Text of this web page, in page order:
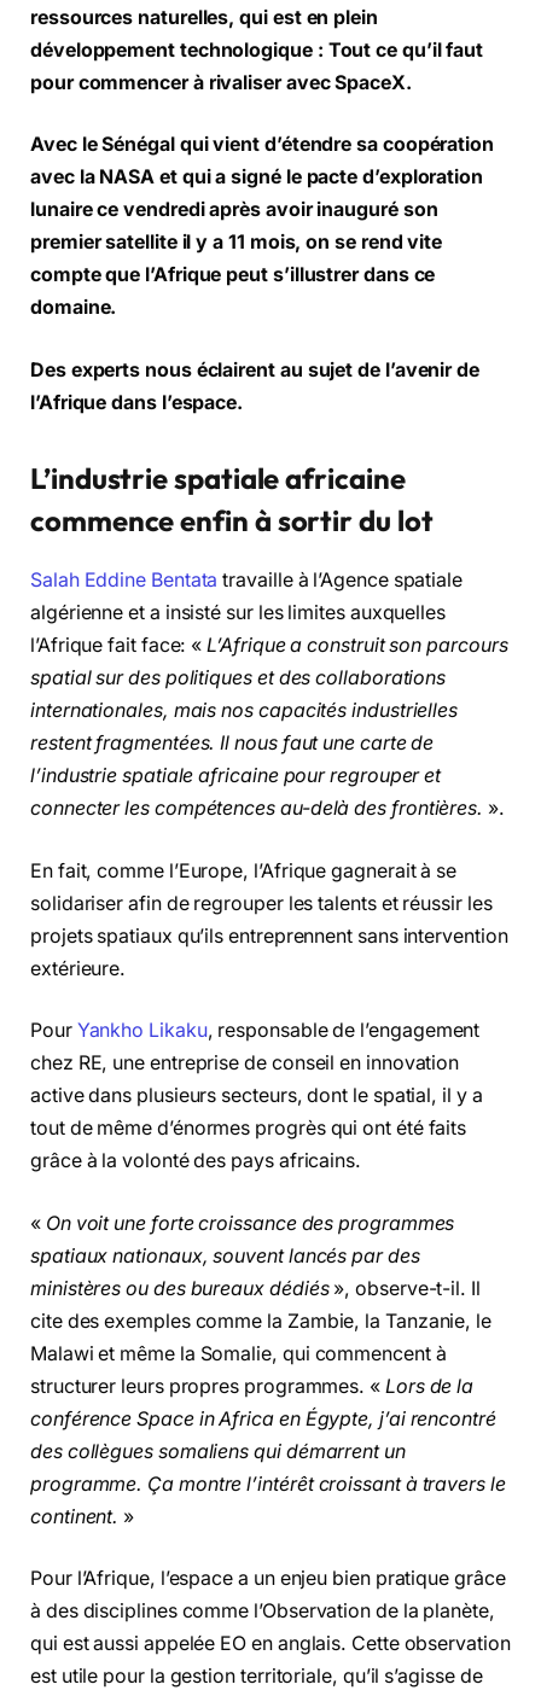
ressources naturelles, qui est en plein
développement technologique : Tout ce qu’il faut
pour commencer à rivaliser avec SpaceX.
Avec le Sénégal qui vient d’étendre sa coopération
avec la NASA et qui a signé le pacte d’exploration
lunaire ce vendredi après avoir inauguré son
premier satellite il y a 11 mois, on se rend vite
compte que l’Afrique peut s’illustrer dans ce
domaine.
Des experts nous éclairent au sujet de l’avenir de
l’Afrique dans l’espace.
L’industrie spatiale africaine
commence enfin à sortir du lot
Salah Eddine Bentata travaille à l’Agence spatiale
algérienne et a insisté sur les limites auxquelles
l’Afrique fait face: «L’Afrique a construit son parcours
spatial sur des politiques et des collaborations
internationales, mais nos capacités industrielles
restent fragmentées. Il nous faut une carte de
l’industrie spatiale africaine pour regrouper et
connecter les compétences au-delà des frontières. ».
En fait, comme l’Europe, l’Afrique gagnerait à se
solidariser afin de regrouper les talents et réussir les
projets spatiaux qu’ils entreprennent sans intervention
extérieure.
Pour Yankho Likaku, responsable de l’engagement
chez RE, une entreprise de conseil en innovation
active dans plusieurs secteurs, dont le spatial, il y a
tout de même d’énormes progrès qui ont été faits
grâce à la volonté des pays africains.
« On voit une forte croissance des programmes
spatiaux nationaux, souvent lancés par des
ministères ou des bureaux dédiés », observe-t-il. Il
cite des exemples comme la Zambie, la Tanzanie, le
Malawi et même la Somalie, qui commencent à
structurer leurs propres programmes. « Lors de la
conférence Space in Africa en Égypte, j’ai rencontré
des collègues somaliens qui démarrent un
programme. Ça montre l’intérêt croissant à travers le
continent. »
Pour l’Afrique, l’espace a un enjeu bien pratique grâce
à des disciplines comme l’Observation de la planète,
qui est aussi appelée EO en anglais. Cette observation
est utile pour la gestion territoriale, qu’il s’agisse de